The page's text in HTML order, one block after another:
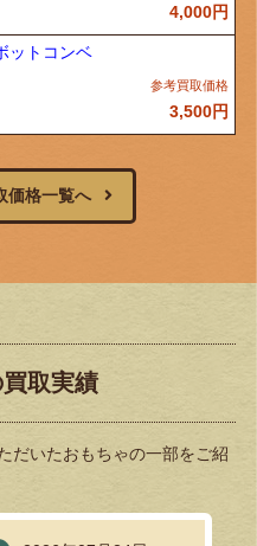
4,000円
ットコンベ
3,500円
価格一覧へ
取実績
だいたおもちゃの一部をご紹